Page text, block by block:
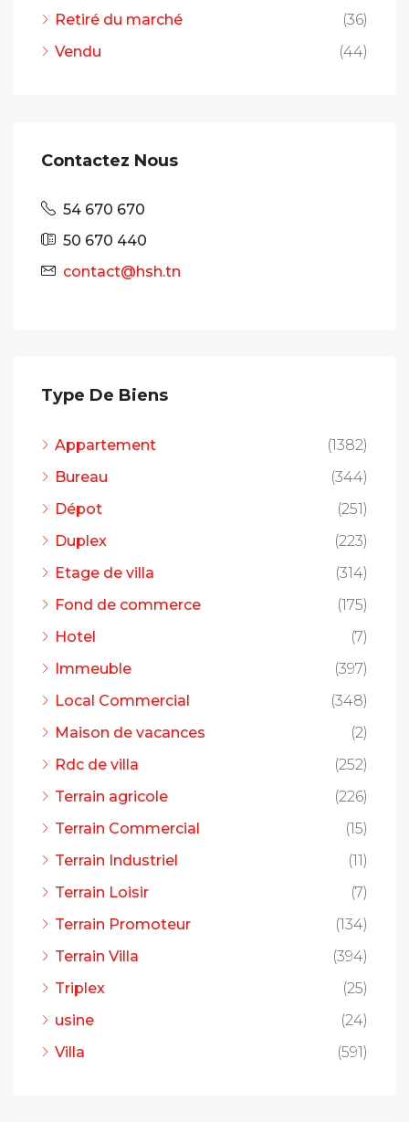
Retiré du marché
(36)
Vendu
(44)
Contactez Nous
54 670 670
50 670 440
contact@hsh.tn
Type De Biens
Appartement
(1382)
Bureau
(344)
Dépot
(251)
Duplex
(223)
Etage de villa
(314)
Fond de commerce
(175)
Hotel
(7)
Immeuble
(397)
Local Commercial
(348)
Maison de vacances
(2)
Rdc de villa
(252)
Terrain agricole
(226)
Terrain Commercial
(15)
Terrain Industriel
(11)
Terrain Loisir
(7)
Terrain Promoteur
(134)
Terrain Villa
(394)
Triplex
(25)
usine
(24)
Villa
(591)